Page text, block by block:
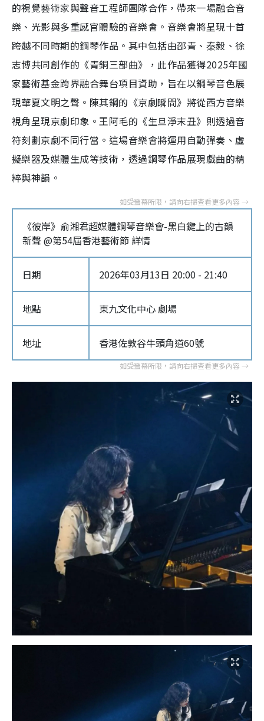
的視覺藝術家與聲音工程師團隊合作，帶來一場融合音
樂、光影與多重感官體驗的音樂會。音樂會將呈現十首
跨越不同時期的鋼琴作品。其中包括由邵青、秦毅、徐
志博共同創作的《青銅三部曲》，此作品獲得2025年國
家藝術基金跨界融合舞台項目資助，旨在以鋼琴音色展
現華夏文明之聲。陳其鋼的《京劇瞬間》將從西方音樂
視角呈現京劇印象。王阿毛的《生旦淨末丑》則透過音
符刻劃京劇不同行當。這場音樂會將運用自動彈奏、虛
擬樂器及媒體生成等技術，透過鋼琴作品展現戲曲的精
粹與神韻。
《彼岸》俞湘君超媒體鋼琴音樂會-黑白鍵上的古韻
新聲 @第54屆香港藝術節 詳情
日期 2026年03月13日 20:00 - 21:40
地點 東九文化中心 劇場
地址 香港佐敦谷牛頭角道60號